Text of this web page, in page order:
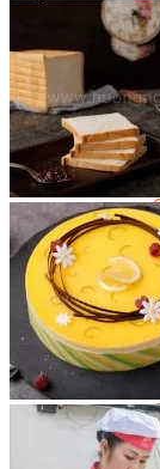
Digital
Media